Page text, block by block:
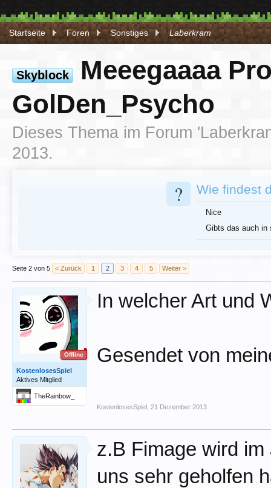
Startseite Foren Sonstiges Laberkram
Skyblock
Meeegaaaa
GolDen_Psycho
Dieses Thema im Forum '
2013.
? Wie findest
Nice
Gibts das auch in
Seite 2 von 5 < Zurück 1 2 3 4 5 Weiter >
Offline
KostenlosesSpiel
Aktives Mitglied
TheRainbow_
In welcher Art und
Gesendet von
KostenlosesSpiel 21 Dezember 2013
z.B Fimage wird
uns sehr geholfen